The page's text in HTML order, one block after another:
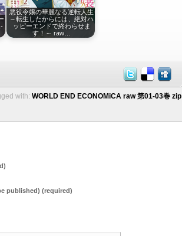
悪役令嬢の華麗なる逆転人生
～転生したからには、絶対ハ
ッピーエンドで終わらせま
す！～ raw…
with: WORLD END ECONOMiCA raw 第01-03巻 zip
published) (required)